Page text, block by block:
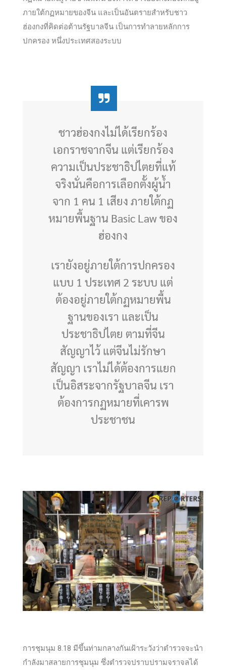
ภายใต้กฏหมายของจีน และเป็นอันตรายสำหรับชาว
ฮ่องกงที่คิดต่อต้านรัฐบาลจีน เป็นการทำลายหลักการ
ปกครอง หนึ่งประเทศสองระบบ
ชาวฮ่องกงไม่ได้เรียกร้อง
เอกราชจากจีน แต่เรียกร้อง
ความเป็นประชาธิปไตยที่แท้
จริงนั่นคือการเลือกตั้งผู้น้ำ
จาก 1 คน 1 เสียง ภายใต้กฏ
หมายพื้นฐาน Basic Law ของ
ฮ่องกง
เรายังอยู่ภายใต้การปกครอง
แบบ 1 ประเทศ 2 ระบบ แต่
ต้องอยู่ภายใต้กฏหมายพื้น
ฐานของเรา และเป็น
ประชาธิปไตย ตามที่จีน
สัญญาไว้ แต่จีนไม่รักษา
สัญญา เราไม่ได้ต้องการแยก
เป็นอิสระจากรัฐบาลจีน เรา
ต้องการกฏหมายที่เคารพ
ประชาชน
การชุมนุม 8.18 มีขึ้นท่ามกลางกันเฝ้าระวังว่าตำรวจจะนำ
กำลังมาสลายการชุมนุม ซึ่งตำรวจปราบปรามจราจลได้